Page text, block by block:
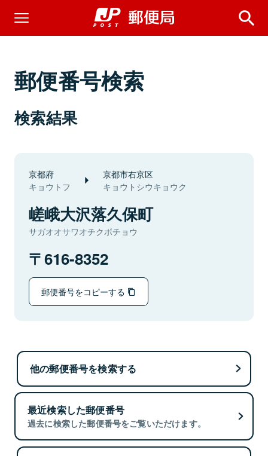
郵便番号検索
検索結果
京都府
キョウトフ
京都市右京区
キョウトシウキョウク
嵯峨大沢落久保町
サガオオサワオチクボチョウ
616-8352
郵便番号をコピーする
他の郵便番号を検索する
最近検索した郵便番号
過去に検索した郵便番号をご覧いただけます。